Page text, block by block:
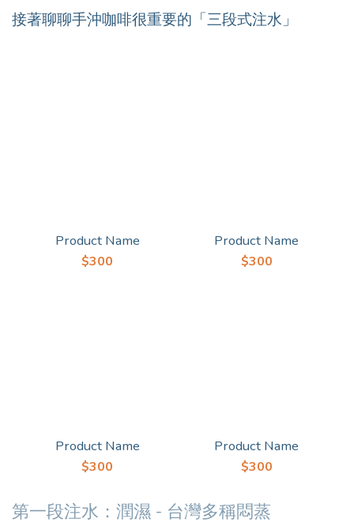
接著聊聊手沖咖啡很重要的「三段式注水」
Product Name
$300
Product Name
$300
Product Name
$300
Product Name
$300
第一段注水：潤濕 - 台灣多稱悶蒸